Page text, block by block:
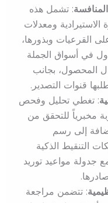
: تشمل هذه
ومعدلات
القرعيات وبذورها،
في أسواق الجملة
المحصول، بجانب
قنوات التصدير.
: تغطي تحليل وفحص
مخبرياً للتحقق من
إلى رسم
التنقيط الذكية
جدولة مواعيد توريد
: تتضمن مراجعة